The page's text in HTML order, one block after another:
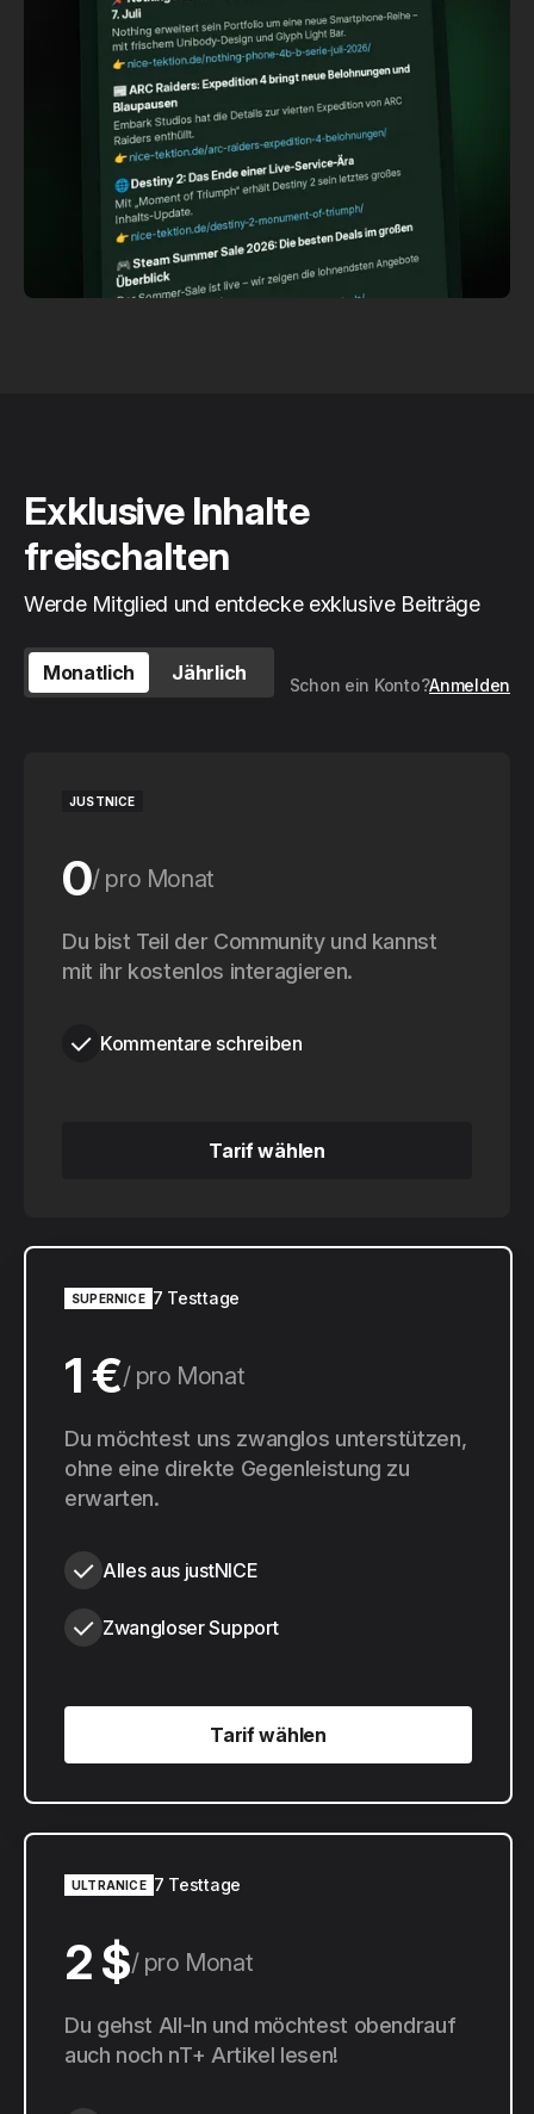
Exklusive Inhalte
freischalten
Werde Mitglied und entdecke exklusive Beiträge
Monatlich Jährlich
Schon ein Konto?Anmelden
JUSTNICE
0 pro Monat
0 pro Jahr
Du bist Teil der Community und kannst
mit ihr kostenlos interagieren.
Kommentare schreiben
Tarif wählen
SUPERNICE 7 Testtage
1 € pro Monat
10 € pro Jahr
Du möchtest uns zwanglos unterstützen,
ohne eine direkte Gegenleistung zu
erwarten.
Alles aus justNICE
Zwangloser Support
Tarif wählen
Tarif wählen
ULTRANICE 7 Testtage
2 $ pro Monat
20 $ pro Jahr
Du gehst All-In und möchtest obendrauf
auch noch nT+ Artikel lesen!